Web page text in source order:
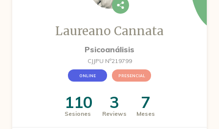
Laureano Cannata
Psicoanálisis
CJJPU Nº219799
ONLINE PRESENCIAL
110
Sesiones
3
Reviews
7
Meses